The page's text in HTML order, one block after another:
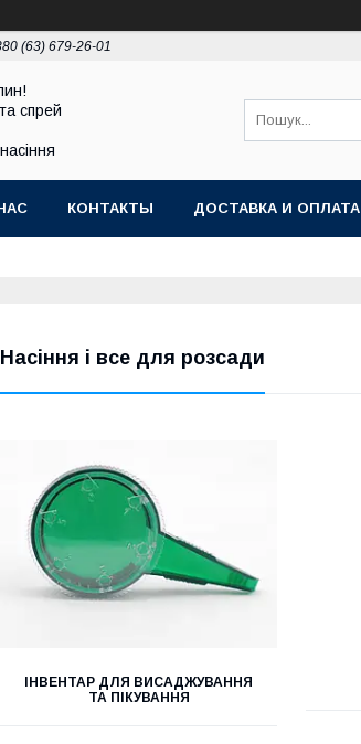
(63) 679-26-01
спрей
КОНТАКТЫ ДОСТАВКА И ОПЛАТА
Насіння і все для розсади
ІНВЕНТАР ДЛЯ ВИСАДЖУВАННЯ
ТА ПІКУВАННЯ